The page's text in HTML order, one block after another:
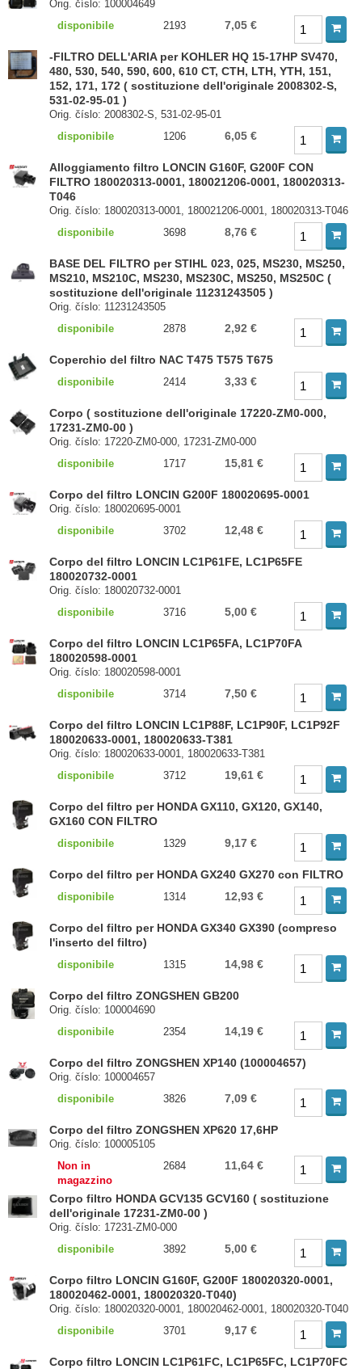
Orig. číslo: 100004649
disponibile
2193 7,05 €
-FILTRO DELL'ARIA per KOHLER HQ 15-17HP SV470,
480, 530, 540, 590, 600, 610 CT, CTH, LTH, YTH, 151,
152, 171, 172 ( sostituzione dell'originale 2008302-S,
531-02-95-01 )
Orig. číslo: 2008302-S, 531-02-95-01
disponibile
1206 6,05 €
Alloggiamento filtro LONCIN G160F, G200F CON
FILTRO 180020313-0001, 180021206-0001, 180020313-
T046
Orig. číslo: 180020313-0001, 180021206-0001, 180020313-T046
disponibile
3698 8,76 €
BASE DEL FILTRO per STIHL 023, 025, MS230, MS250,
MS210, MS210C, MS230, MS230C, MS250, MS250C (
sostituzione dell'originale 11231243505 )
Orig. číslo: 11231243505
disponibile
2878 2,92 €
Coperchio del filtro NAC T475 T575 T675
disponibile 2414 3,33 €
Corpo ( sostituzione dell'originale 17220-ZM0-000,
17231-ZM0-00 )
Orig. číslo: 17220-ZM0-000, 17231-ZM0-000
disponibile
1717 15,81 €
Corpo del filtro LONCIN G200F 180020695-0001
Orig. číslo: 180020695-0001
disponibile
3702 12,48 €
Corpo del filtro LONCIN LC1P61FE, LC1P65FE
180020732-0001
Orig. číslo: 180020732-0001
disponibile
3716 5,00 €
Corpo del filtro LONCIN LC1P65FA, LC1P70FA
180020598-0001
Orig. číslo: 180020598-0001
disponibile
3714 7,50 €
Corpo del filtro LONCIN LC1P88F, LC1P90F, LC1P92F
180020633-0001, 180020633-T381
Orig. číslo: 180020633-0001, 180020633-T381
disponibile
3712 19,61 €
Corpo del filtro per HONDA GX110, GX120, GX140,
GX160 CON FILTRO
disponibile 1329 9,17 €
Corpo del filtro per HONDA GX240 GX270 con FILTRO
disponibile 1314 12,93 €
Corpo del filtro per HONDA GX340 GX390 (compreso
l'inserto del filtro)
disponibile 1315 14,98 €
Corpo del filtro ZONGSHEN GB200
Orig. číslo: 100004690
disponibile
2354 14,19 €
Corpo del filtro ZONGSHEN XP140 (100004657)
Orig. číslo: 100004657
disponibile
3826 7,09 €
Corpo del filtro ZONGSHEN XP620 17,6HP
Orig. číslo: 100005105
Non in
magazzino
2684 11,64 €
Corpo filtro HONDA GCV135 GCV160 ( sostituzione
dell'originale 17231-ZM0-00 )
Orig. číslo: 17231-ZM0-000
disponibile
3892 5,00 €
Corpo filtro LONCIN G160F, G200F 180020320-0001,
180020462-0001, 180020320-T040)
Orig. číslo: 180020320-0001, 180020462-0001, 180020320-T040
disponibile
3701 9,17 €
Corpo filtro LONCIN LC1P61FC, LC1P65FC, LC1P70FC